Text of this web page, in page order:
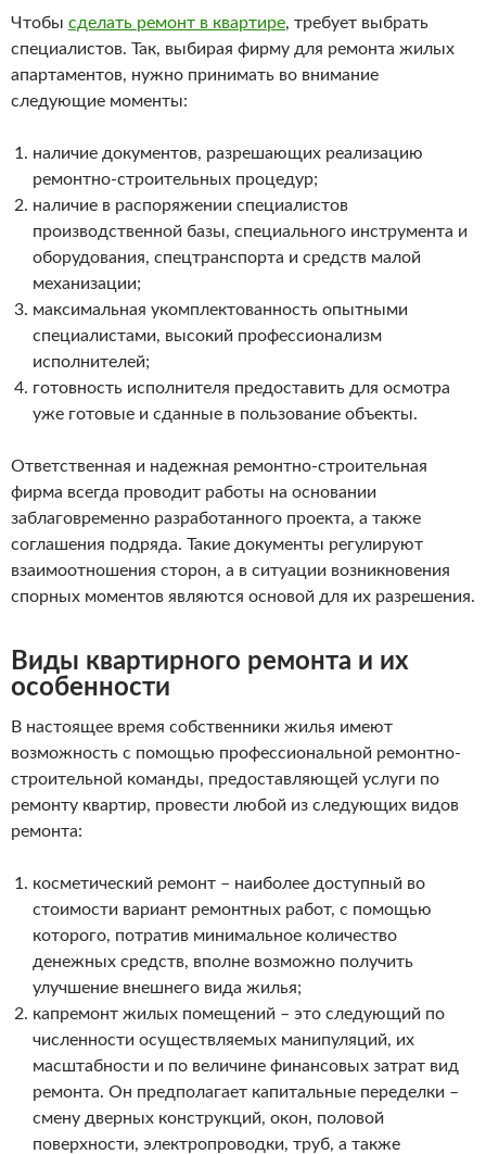
Чтобы сделать ремонт в квартире, требует выбрать
специалистов. Так, выбирая фирму для ремонта жилых
апартаментов, нужно принимать во внимание
следующие моменты:
наличие документов, разрешающих реализацию
ремонтно-строительных процедур;
наличие в распоряжении специалистов
производственной базы, специального инструмента и
оборудования, спецтранспорта и средств малой
механизации;
максимальная укомплектованность опытными
специалистами, высокий профессионализм
исполнителей;
готовность исполнителя предоставить для осмотра
уже готовые и сданные в пользование объекты.
Ответственная и надежная ремонтно-строительная
фирма всегда проводит работы на основании
заблаговременно разработанного проекта, а также
соглашения подряда. Такие документы регулируют
взаимоотношения сторон, а в ситуации возникновения
спорных моментов являются основой для их разрешения.
Виды квартирного ремонта и их
особенности
В настоящее время собственники жилья имеют
возможность с помощью профессиональной ремонтно-
строительной команды, предоставляющей услуги по
ремонту квартир, провести любой из следующих видов
ремонта:
косметический ремонт – наиболее доступный во
стоимости вариант ремонтных работ, с помощью
которого, потратив минимальное количество
денежных средств, вполне возможно получить
улучшение внешнего вида жилья;
капремонт жилых помещений – это следующий по
численности осуществляемых манипуляций, их
масштабности и по величине финансовых затрат вид
ремонта. Он предполагает капитальные переделки –
смену дверных конструкций, окон, половой
поверхности, электропроводки, труб, а также